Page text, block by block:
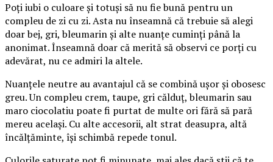
Poți iubi o culoare și totuși să nu fie bună pentru un
compleu de zi cu zi. Asta nu înseamnă că trebuie să alegi
doar bej, gri, bleumarin și alte nuanțe cuminți până la
anonimat. Înseamnă doar că merită să observi ce porți cu
adevărat, nu ce admiri la altele.
Nuanțele neutre au avantajul că se combină ușor și obosesc
greu. Un compleu crem, taupe, gri călduț, bleumarin sau
maro ciocolatiu poate fi purtat de multe ori fără să pară
mereu același. Cu alte accesorii, alt strat deasupra, altă
încălțăminte, își schimbă repede tonul.